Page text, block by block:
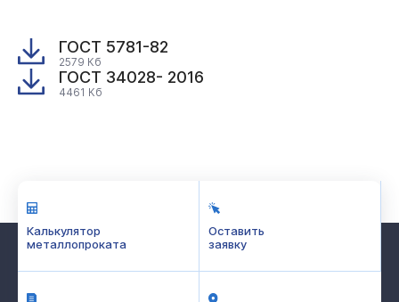
ГОСТ 5781-82
2579 Кб
ГОСТ 34028- 2016
4461 Кб
Калькулятор
металлопроката
Оставить
заявку